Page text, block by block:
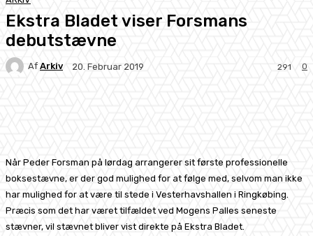
Ekstra Bladet viser Forsmans
debutstævne
Af Arkiv 20. Februar 2019 0
291
Når Peder Forsman på lørdag arrangerer sit første professionelle
boksestævne, er der god mulighed for at følge med, selvom man ikke
har mulighed for at være til stede i Vesterhavshallen i Ringkøbing.
Præcis som det har været tilfældet ved Mogens Palles seneste
stævner, vil stævnet bliver vist direkte på Ekstra Bladet.